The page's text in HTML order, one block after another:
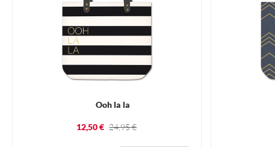
Ooh la la
12,50 € 24,95 €